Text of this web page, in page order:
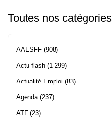
Toutes nos catégories
AAESFF (908)
Actu flash (1 299)
Actualité Emploi (83)
Agenda (237)
ATF (23)